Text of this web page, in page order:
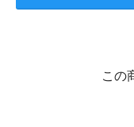
この